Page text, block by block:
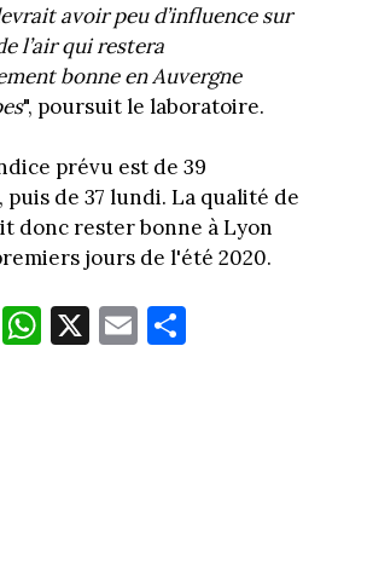
avoir peu d’influence sur
l’air qui restera
bonne en Auvergne
", poursuit le laboratoire.
prévu est de 39
puis de 37 lundi. La qualité de
donc rester bonne à Lyon
jours de l'été 2020.
W
ha
X E
m
Pa
rt